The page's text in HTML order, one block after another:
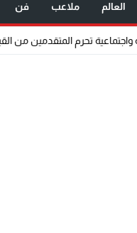
العالم ملاعب فن